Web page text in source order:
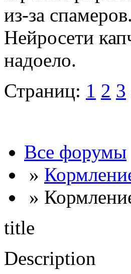
из-за
Нейросети
надоело.
Страниц: 1 2 3
Все форумы
»
»
title
Description